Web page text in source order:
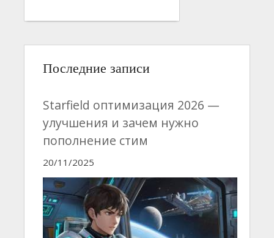
Последние записи
Starfield оптимизация 2026 —
улучшения и зачем нужно
пополнение стим
20/11/2025